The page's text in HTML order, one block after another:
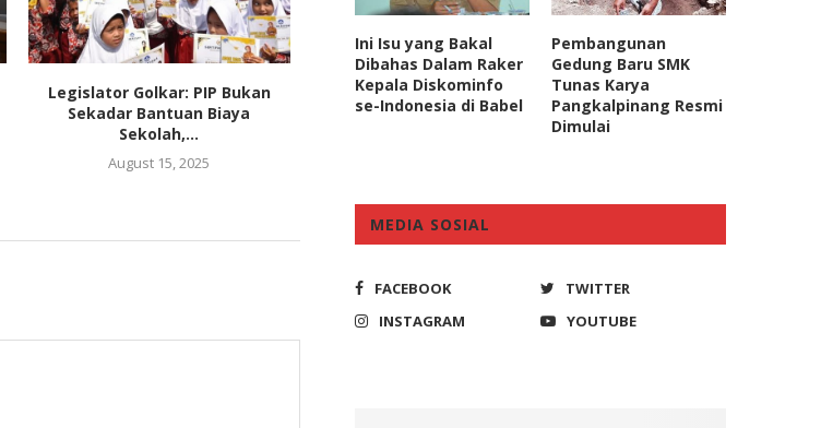
Legislator Golkar: PIP Bukan
Sekadar Bantuan Biaya
Sekolah,...
August 15, 2025
Penyebaran Covid-19 Berpotensi
di Lapas, Napi Kasus Narkoba...
PPP Minta Pemerintah
Terapkan Vaksin Halal
Ini Isu yang Bakal
Dibahas Dalam Raker
Kepala Diskominfo
se-Indonesia di Babel
Pembangunan
Gedung Baru SMK
Tunas Karya
Pangkalpinang Resmi
Dimulai
MEDIA SOSIAL
FACEBOOK
TWITTER
INSTAGRAM
YOUTUBE